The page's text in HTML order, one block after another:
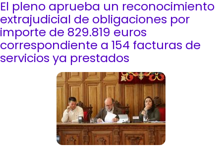
El
Ayuntamiento
de
Palencia
aprueba
en
pleno
modificación
presupuestaria
millones
El pleno aprueba un reconocimiento
extrajudicial de obligaciones por
importe de 829.819 euros
correspondiente a 154 facturas de
servicios ya prestados